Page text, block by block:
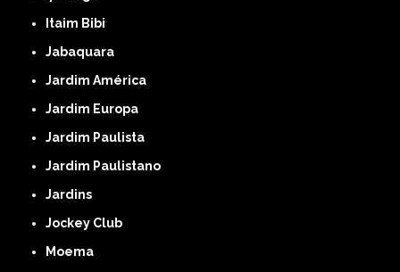
Itaim Bibi
Jabaquara
Jardim América
Jardim Europa
Jardim Paulista
Jardim Paulistano
Jardins
Jockey Club
Moema